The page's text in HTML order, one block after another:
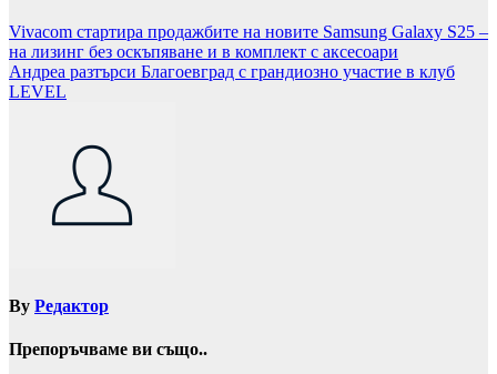
Навигация
Vivacom стартира продажбите на новите Samsung Galaxy S25 –
на лизинг без оскъпяване и в комплект с аксесоари
Андреа разтърси Благоевград с грандиозно участие в клуб
LEVEL
By Редактор
Препоръчваме ви също..